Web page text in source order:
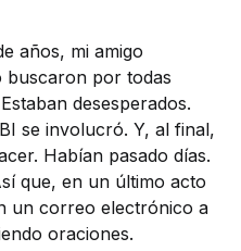
años, mi amigo
buscaron por todas
desesperados.
se involucró. Y, al final,
Habían pasado días.
que, en un último acto
un correo electrónico a
oraciones.